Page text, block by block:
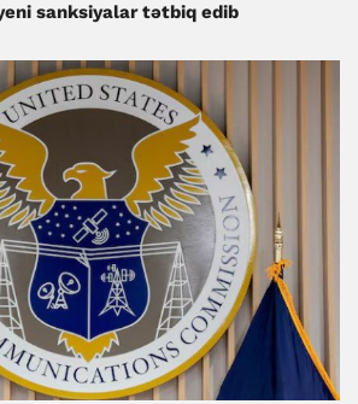
sanksiyalar tətbiq edib